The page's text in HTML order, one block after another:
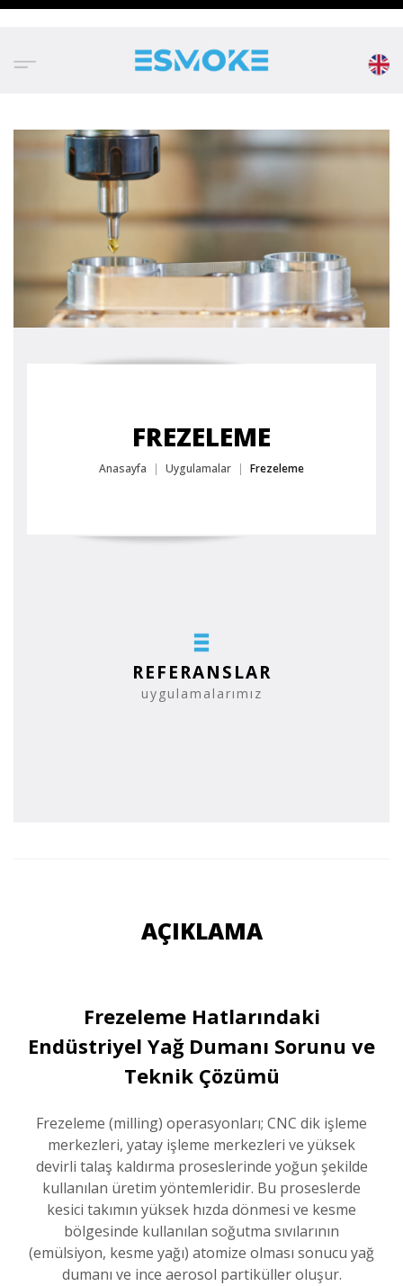
FREZELEME
Anasayfa Uygulamalar Frezeleme
REFERANSLAR
uygulamalarımız
AÇIKLAMA
Frezeleme Hatlarındaki
Endüstriyel Yağ Dumanı Sorunu ve
Teknik Çözümü
Frezeleme (milling) operasyonları; CNC dik işleme
merkezleri, yatay işleme merkezleri ve yüksek
devirli talaş kaldırma proseslerinde yoğun şekilde
kullanılan üretim yöntemleridir. Bu proseslerde
kesici takımın yüksek hızda dönmesi ve kesme
bölgesinde kullanılan soğutma sıvılarının
(emülsiyon, kesme yağı) atomize olması sonucu yağ
dumanı ve ince aerosol partiküller oluşur.